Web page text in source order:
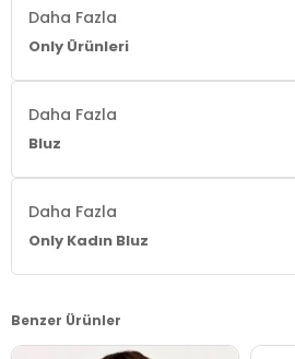
Daha Fazla
Only Ürünleri
Daha Fazla
Bluz
Daha Fazla
Only Kadın Bluz
Benzer Ürünler